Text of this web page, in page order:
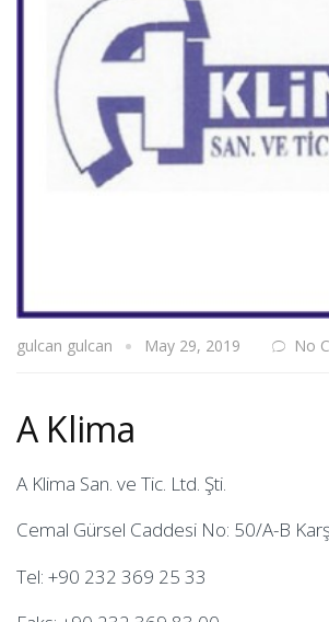
gulcan gulcan May 29, 2019 No
A Klima
A Klima San. ve Tic. Ltd. Şti.
Cemal Gürsel Caddesi No: 50/A-B
Tel: +90 232 369 25 33